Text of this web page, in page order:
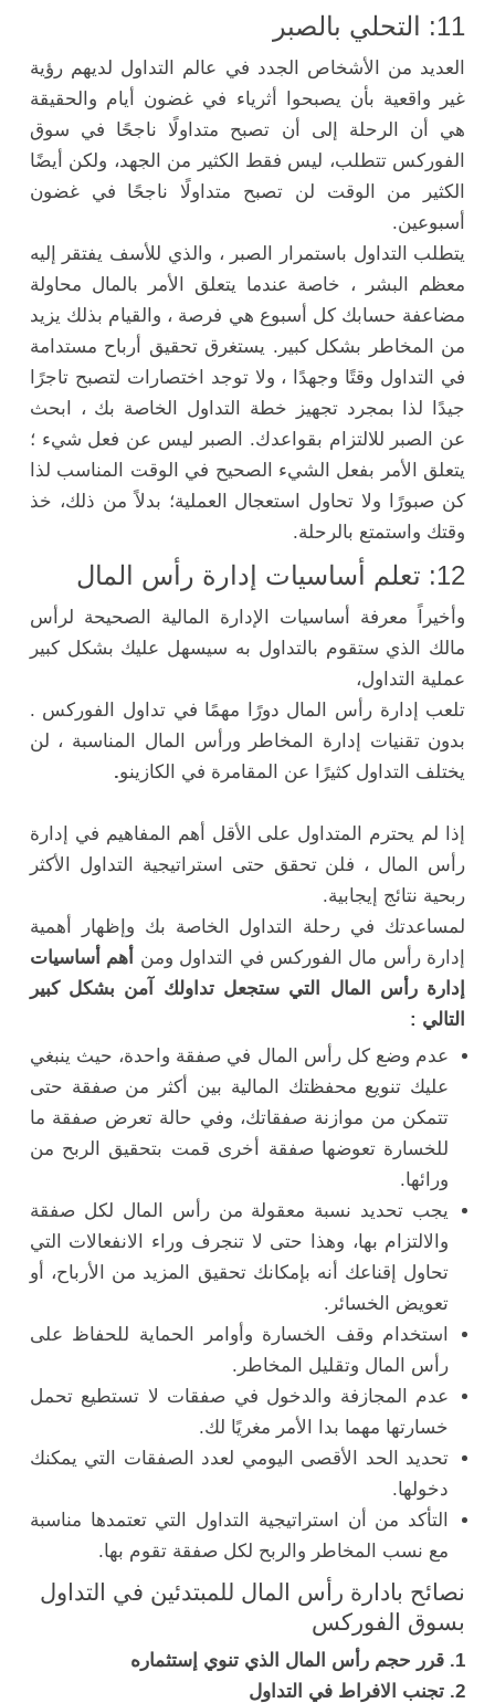
11: التحلي بالصبر
العديد من الأشخاص الجدد في عالم التداول لديهم رؤية
غير واقعية بأن يصبحوا أثرياء في غضون أيام والحقيقة
هي أن الرحلة إلى أن تصبح متداولًا ناجحًا في سوق
الفوركس تتطلب، ليس فقط الكثير من الجهد، ولكن أيضًا
الكثير من الوقت لن تصبح متداولًا ناجحًا في غضون
أسبوعين.
يتطلب التداول باستمرار الصبر ، والذي للأسف يفتقر إليه
معظم البشر ، خاصة عندما يتعلق الأمر بالمال محاولة
مضاعفة حسابك كل أسبوع هي فرصة ، والقيام بذلك يزيد
من المخاطر بشكل كبير. يستغرق تحقيق أرباح مستدامة
في التداول وقتًا وجهدًا ، ولا توجد اختصارات لتصبح تاجرًا
جيدًا لذا بمجرد تجهيز خطة التداول الخاصة بك ، ابحث
عن الصبر للالتزام بقواعدك. الصبر ليس عن فعل شيء ؛
يتعلق الأمر بفعل الشيء الصحيح في الوقت المناسب لذا
كن صبورًا ولا تحاول استعجال العملية؛ بدلاً من ذلك، خذ
وقتك واستمتع بالرحلة.
12: تعلم أساسيات إدارة رأس المال
وأخيراً معرفة أساسيات الإدارة المالية الصحيحة لرأس
مالك الذي ستقوم بالتداول به سيسهل عليك بشكل كبير
عملية التداول،
تلعب إدارة رأس المال دورًا مهمًا في تداول الفوركس .
بدون تقنيات إدارة المخاطر ورأس المال المناسبة ، لن
يختلف التداول كثيرًا عن المقامرة في الكازينو.
إذا لم يحترم المتداول على الأقل أهم المفاهيم في إدارة
رأس المال ، فلن تحقق حتى استراتيجية التداول الأكثر
ربحية نتائج إيجابية.
لمساعدتك في رحلة التداول الخاصة بك وإظهار أهمية
إدارة رأس مال الفوركس في التداول ومن
أهم أساسيات
إدارة رأس المال التي ستجعل تداولك آمن بشكل كبير
التالي :
عدم وضع كل رأس المال في صفقة واحدة، حيث ينبغي
عليك تنويع محفظتك المالية بين أكثر من صفقة حتى
تتمكن من موازنة صفقاتك، وفي حالة تعرض صفقة ما
للخسارة تعوضها صفقة أخرى قمت بتحقيق الربح من
ورائها.
يجب تحديد نسبة معقولة من رأس المال لكل صفقة
والالتزام بها، وهذا حتى لا تنجرف وراء الانفعالات التي
تحاول إقناعك أنه بإمكانك تحقيق المزيد من الأرباح، أو
تعويض الخسائر.
استخدام وقف الخسارة وأوامر الحماية للحفاظ على
رأس المال وتقليل المخاطر.
عدم المجازفة والدخول في صفقات لا تستطيع تحمل
خسارتها مهما بدا الأمر مغريًا لك.
تحديد الحد الأقصى اليومي لعدد الصفقات التي يمكنك
دخولها.
التأكد من أن استراتيجية التداول التي تعتمدها مناسبة
مع نسب المخاطر والربح لكل صفقة تقوم بها.
نصائح بادارة رأس المال للمبتدئين في التداول
بسوق الفوركس
1. قرر حجم رأس المال الذي تنوي إستثماره
2. تجنب الافراط في التداول